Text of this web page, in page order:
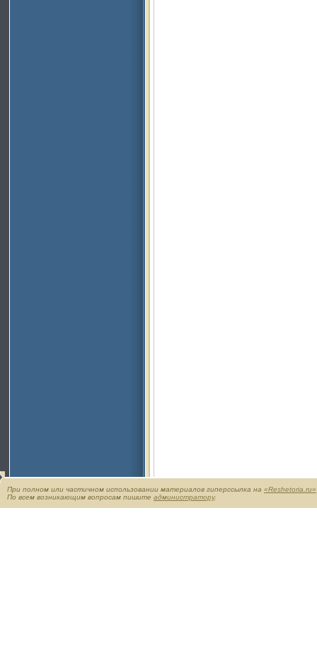
При полном или частичном использовании материалов гиперссылка на «Reshetoria.ru»
По всем возникающим вопросам пишите администратору.